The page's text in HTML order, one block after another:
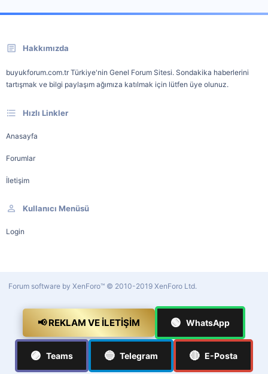
Hakkımızda
buyukforum.com.tr Türkiye'nin Genel Forum Sitesi. Sondakika haberlerini
tartışmak ve bilgi paylaşım ağımıza katılmak için lütfen üye olunuz.
Hızlı Linkler
Anasayfa
Forumlar
İletişim
Kullanıcı Menüsü
Login
Forum software by XenForo™ © 2010-2019 XenForo Ltd.
📢 REKLAM VE İLETIŞIM 🟢 WhatsApp
🟣 Teams 🔵 Telegram 🔴 E-Posta